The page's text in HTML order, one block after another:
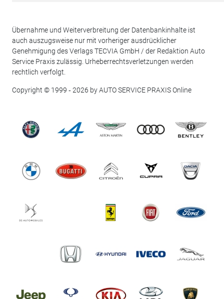
Übernahme und Weiterverbreitung der Datenbankinhalte ist
auch auszugsweise nur mit vorheriger ausdrücklicher
Genehmigung des Verlags TECVIA GmbH / der Redaktion Auto
Service Praxis zulässig. Urheberrechtsverletzungen werden
rechtlich verfolgt.
Copyright © 1999 ‐ 2026 by AUTO SERVICE PRAXIS Online